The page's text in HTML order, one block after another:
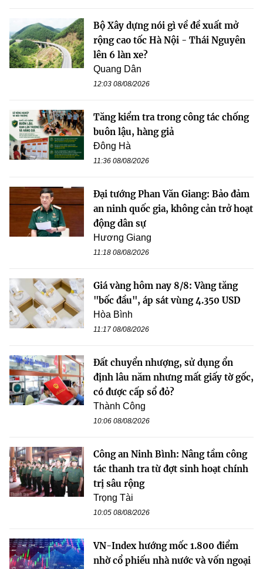
Bộ Xây dựng nói gì về đề xuất mở
rộng cao tốc Hà Nội - Thái Nguyên
lên 6 làn xe?
Quang Dân
12:03 08/08/2026
Tăng kiểm tra trong công tác chống
buôn lậu, hàng giả
Đông Hà
11:36 08/08/2026
Đại tướng Phan Văn Giang: Bảo đảm
an ninh quốc gia, không cản trở hoạt
động dân sự
Hương Giang
11:18 08/08/2026
Giá vàng hôm nay 8/8: Vàng tăng
"bốc đầu", áp sát vùng 4.350 USD
Hòa Bình
11:17 08/08/2026
Đất chuyển nhượng, sử dụng ổn
định lâu năm nhưng mất giấy tờ gốc,
có được cấp sổ đỏ?
Thành Công
10:06 08/08/2026
Công an Ninh Bình: Nâng tầm công
tác thanh tra từ đợt sinh hoạt chính
trị sâu rộng
Trọng Tài
10:05 08/08/2026
VN-Index hướng mốc 1.800 điểm
nhờ cổ phiếu nhà nước và vốn ngoại